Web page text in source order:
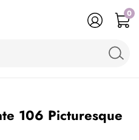
0
106 Picturesque